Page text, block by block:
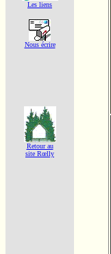
Les liens
Nous écrire
Retour au
site Rœlly